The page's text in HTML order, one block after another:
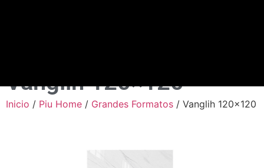
Vanglih 120×120
Inicio / Piu Home / Grandes Formatos / Vanglih 120×120